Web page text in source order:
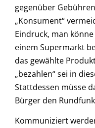
gegenüber
„Konsument“
Eindruck, man
einem Supermarkt
das gewählte
„bezahlen“ sei in
Stattdessen müsse
Bürger den
Kommuniziert